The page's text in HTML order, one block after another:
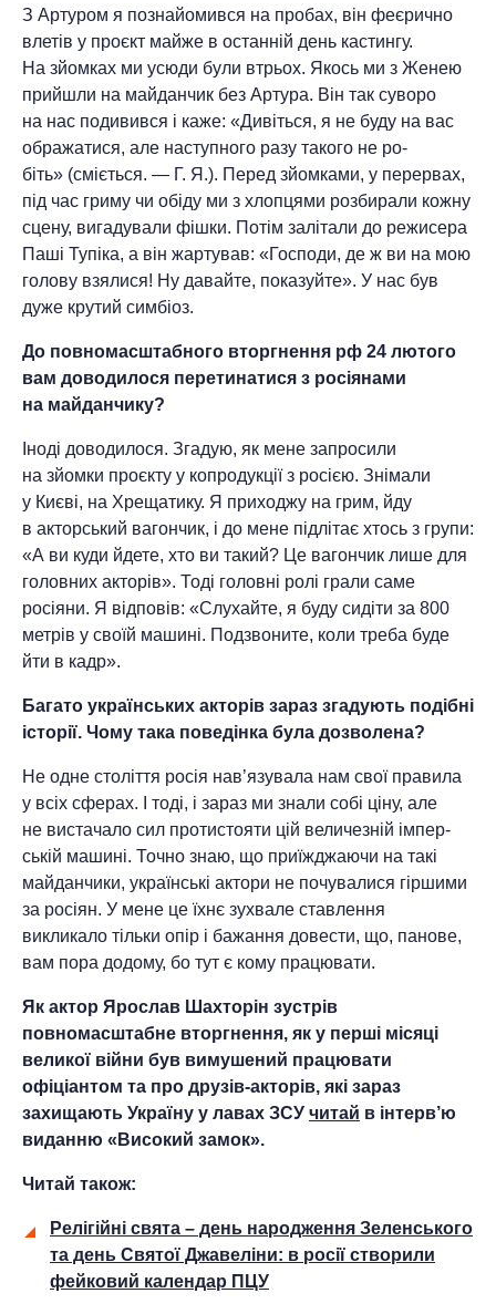
З Артуром я познайомився на про­бах, він феєрично
влетів у проєкт май­же в останній день кастингу.
На зйом­ках ми усюди були втрьох. Якось ми з Женею
прийшли на майданчик без Ар­тура. Він так суворо
на нас подивився і каже: «Дивіться, я не буду на вас
обража­тися, але наступного разу такого не ро­
біть» (сміється. — Г. Я.). Перед зйомка­ми, у перервах,
під час гриму чи обіду ми з хлопцями розбирали кожну
сцену, ви­гадували фішки. Потім залітали до режи­сера
Паші Тупіка, а він жартував: «Гос­поди, де ж ви на мою
голову взялися! Ну давайте, показуйте». У нас був
дуже кру­тий симбіоз.
До повномасштабного вторгнення рф 24 лютого
вам доводилося пе­ретинатися з росіянами
на майданчи­ку?
Іноді доводилося. Згадую, як мене запросили
на зйомки проєкту у копро­дукції з росією. Знімали
у Києві, на Хре­щатику. Я приходжу на грим, йду
в актор­ський вагончик, і до мене підлітає хтось з групи:
«А ви куди йдете, хто ви такий? Це вагончик лише для
головних акторів». Тоді головні ролі грали саме
росіяни. Я відповів: «Слухайте, я буду сидіти за 800
метрів у своїй машині. Подзвоните, коли треба буде
йти в кадр».
Багато українських акторів зараз згадують подібні
історії. Чому така поведінка була дозволена?
Не одне століття росія нав’язувала нам свої правила
у всіх сферах. І тоді, і зараз ми знали собі ціну, але
не вистача­ло сил протистояти цій величезній імпер­
ській машині. Точно знаю, що приїжджа­ючи на такі
майданчики, українські актори не почувалися гіршими
за росіян. У мене це їхнє зухвале ставлення
викликало тіль­ки опір і бажання довести, що, панове,
вам пора додому, бо тут є кому працювати.
Як актор Ярослав Шахторін зустрів
повномасштабне вторгнення, як у перші місяці
великої війни був вимушений працювати
офіціантом та про друзів-акторів, які зараз
захищають Україну у лавах ЗСУ читай в інтерв’ю
виданню «Високий замок».
Читай також:
Релігійні свята – день народження Зеленського
та день Святої Джавеліни: в росії створили
фейковий календар ПЦУ